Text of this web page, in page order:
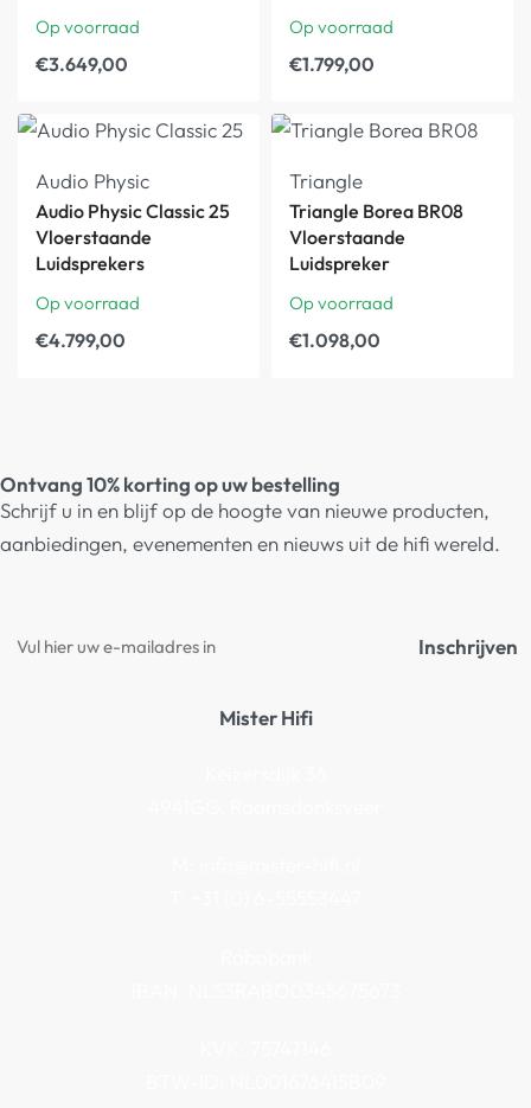
Op voorraad
€3.649,00
Op voorraad
€1.799,00
Audio Physic
Audio Physic Classic 25
Vloerstaande
Luidsprekers
Op voorraad
€4.799,00
Triangle
Triangle Borea BR08
Vloerstaande
Luidspreker
Op voorraad
€1.098,00
Ontvang 10% korting op uw bestelling
Schrijf u in en blijf op de hoogte van nieuwe producten,
aanbiedingen, evenementen en nieuws uit de hifi wereld.
Inschrijven
Mister Hifi